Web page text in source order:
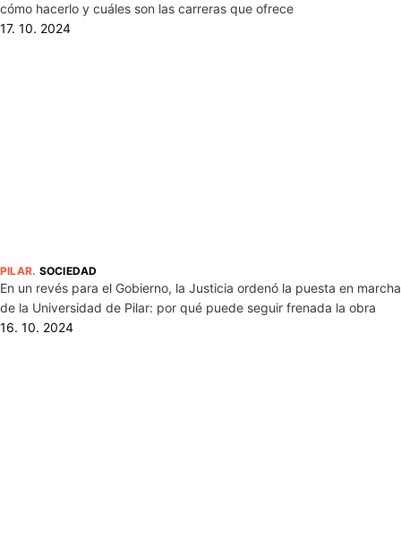
cómo hacerlo y cuáles son las carreras que ofrece
17. 10. 2024
PILAR. SOCIEDAD
En un revés para el Gobierno, la Justicia ordenó la puesta en marcha
de la Universidad de Pilar: por qué puede seguir frenada la obra
16. 10. 2024